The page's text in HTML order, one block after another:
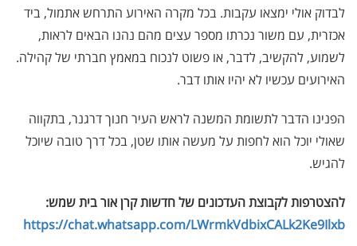
לבדוק אולי ימצאו עקבות. בכל מקרה האירוע התרחש אתמול, ביד
אכזרית, עם משור נכרתו מספר עצים מהם נהנו הבאים לראות,
לשמוע, להקשיב, לדבר, או פשוט לנכוח במאמץ חברתי של קהילה.
האירועים עכשיו לא יהיו אותו דבר.
הפנינו הדבר לתשומת המשנה לראש העיר חנוך דרגנר, בתקווה
שאולי יוכל הוא לחפות על מעשה אותו שטן, בכל דרך טובה שיוכל
להגיש.
להצטרפות לקבוצת העדכונים של חדשות קרן אור בית שמש:
https://chat.whatsapp.com/LWrmkVdbixCALk2Ke9Ilxb